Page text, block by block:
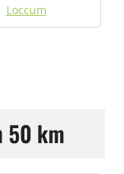
Loccum
50 km